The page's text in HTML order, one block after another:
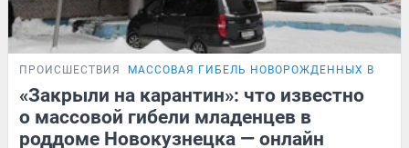
ПРОИСШЕСТВИЯ МАССОВАЯ ГИБЕЛЬ НОВОРОЖДЕННЫХ В
«Закрыли на карантин»: что известно
о массовой гибели младенцев в
роддоме Новокузнецка — онлайн